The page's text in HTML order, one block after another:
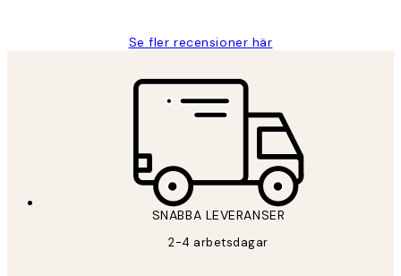
Se fler recensioner här
SNABBA LEVERANSER
2-4 arbetsdagar